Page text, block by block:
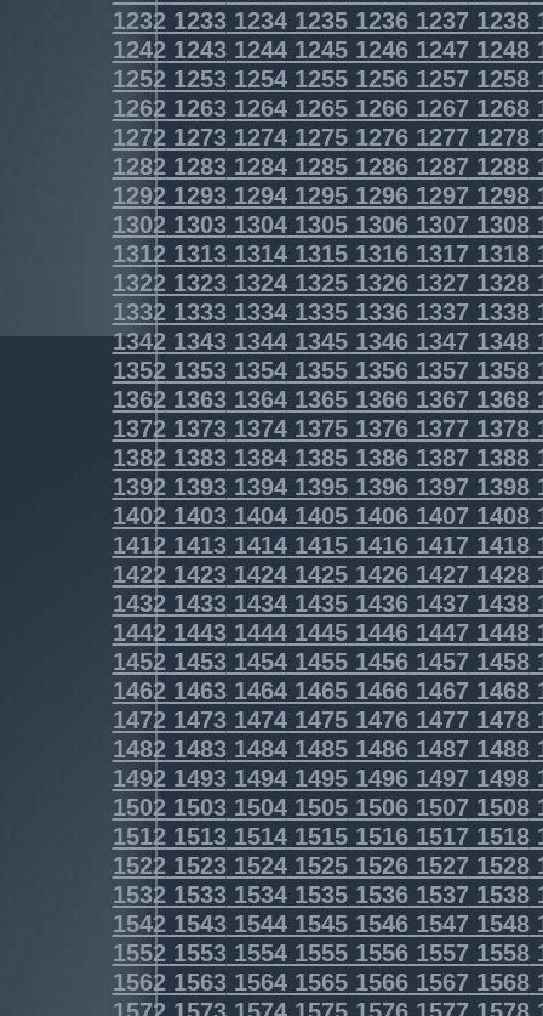
1232123312341235123612371238
1242124312441245124612471248
1252125312541255125612571258
1262126312641265126612671268
1272127312741275127612771278
1282128312841285128612871288
1292129312941295129612971298
1302130313041305130613071308
1312131313141315131613171318
1322132313241325132613271328
1332133313341335133613371338
1342134313441345134613471348
1352135313541355135613571358
1362136313641365136613671368
1372137313741375137613771378
1382138313841385138613871388
1392139313941395139613971398
1402140314041405140614071408
1412141314141415141614171418
1422142314241425142614271428
1432143314341435143614371438
1442144314441445144614471448
1452145314541455145614571458
1462146314641465146614671468
1472147314741475147614771478
1482148314841485148614871488
1492149314941495149614971498
1502150315041505150615071508
1512151315141515151615171518
1522152315241525152615271528
1532153315341535153615371538
1542154315441545154615471548
1552155315541555155615571558
1562156315641565156615671568